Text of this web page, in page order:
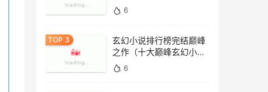
6
玄幻小说排行榜完结巅峰
之作（十大巅峰玄幻小说
排行榜）
6